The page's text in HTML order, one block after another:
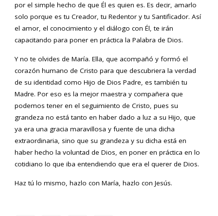
por el simple hecho de que Él es quien es. Es decir, amarlo
solo porque es tu Creador, tu Redentor y tu Santificador. Así
el amor, el conocimiento y el diálogo con Él, te irán
capacitando para poner en práctica la Palabra de Dios.
Y no te olvides de María. Ella, que acompañó y formó el
corazón humano de Cristo para que descubriera la verdad
de su identidad como Hijo de Dios Padre, es también tu
Madre. Por eso es la mejor maestra y compañera que
podemos tener en el seguimiento de Cristo, pues su
grandeza no está tanto en haber dado a luz a su Hijo, que
ya era una gracia maravillosa y fuente de una dicha
extraordinaria, sino que su grandeza y su dicha está en
haber hecho la voluntad de Dios, en poner en práctica en lo
cotidiano lo que iba entendiendo que era el querer de Dios.
Haz tú lo mismo, hazlo con María, hazlo con Jesús.